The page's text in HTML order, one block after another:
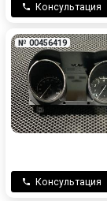
Консультация
№ 00456419
Консультация